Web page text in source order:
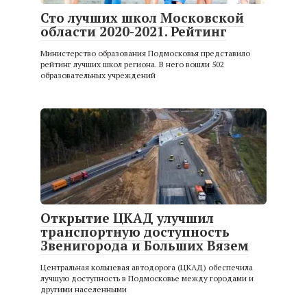
Сто лучших школ Московской
области 2020-2021. Рейтинг
Министерство образования Подмосковья представило
рейтинг лучших школ региона. В него вошли 502
образовательных учреждений
Открытие ЦКАД улучшил
транспортную доступность
Звенигорода и Больших Вязем
Центральная кольцевая автодорога (ЦКАД) обеспечила
лучшую доступность в Подмосковье между городами и
другими населенными